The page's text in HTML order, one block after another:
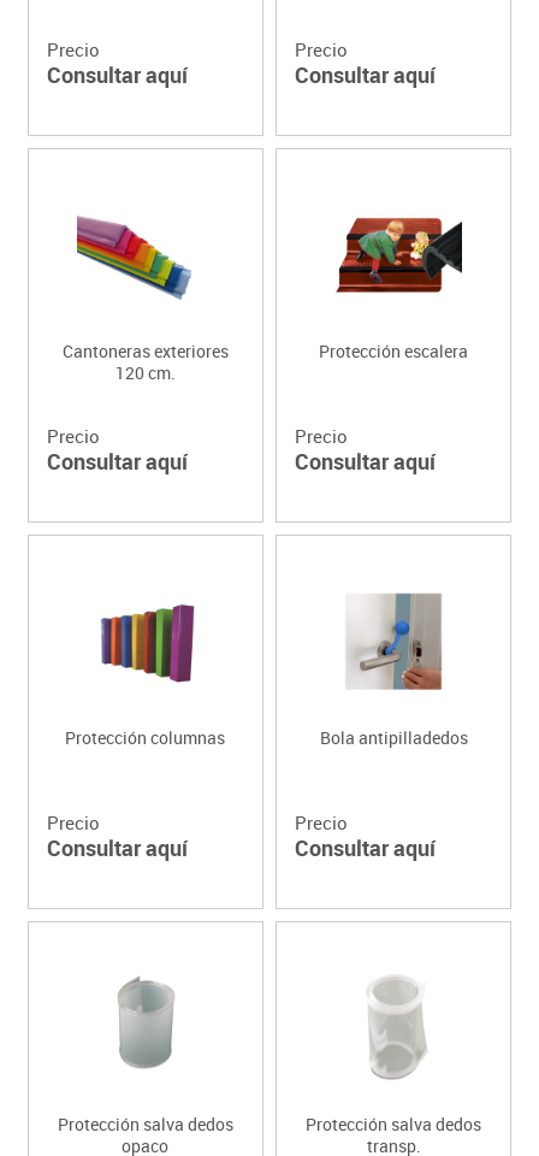
Precio
Consultar aquí
Precio
Consultar aquí
Cantoneras exteriores
120 cm.
Precio
Consultar aquí
Protección escalera
Precio
Consultar aquí
Protección columnas
Precio
Consultar aquí
Bola antipilladedos
Precio
Consultar aquí
Protección salva dedos
opaco
Protección salva dedos
transp.